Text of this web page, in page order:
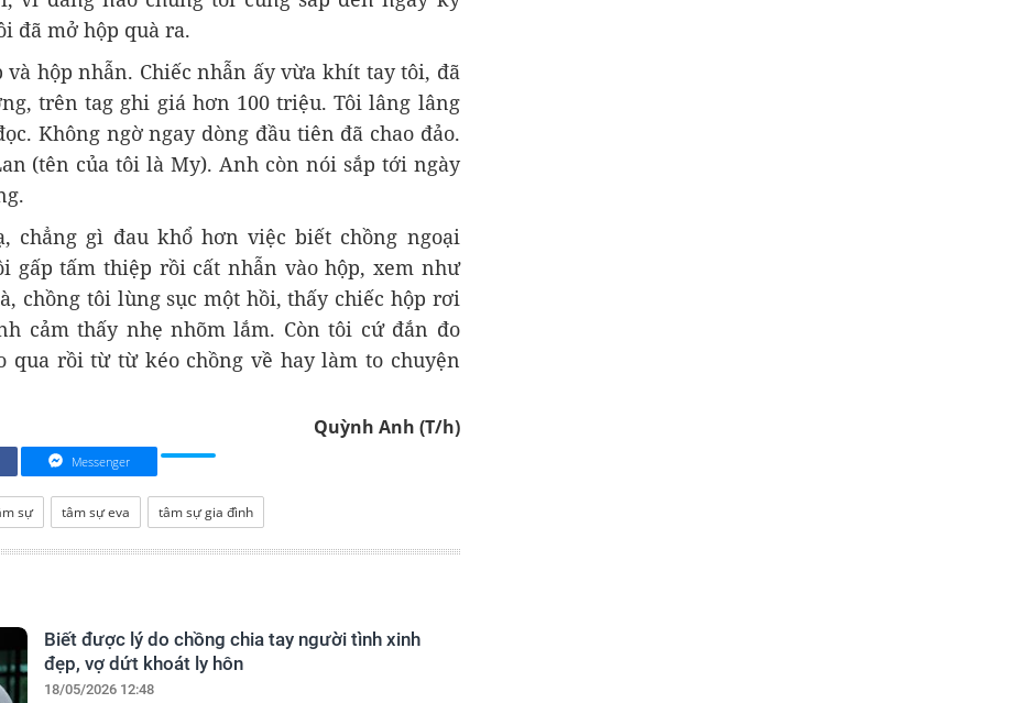
đã mở hộp quà ra.
hộp nhẫn. Chiếc nhẫn ấy vừa khít tay tôi, đã
trên tag ghi giá hơn 100 triệu. Tôi lâng lâng
Không ngờ ngay dòng đầu tiên đã chao đảo.
(tên của tôi là My). Anh còn nói sắp tới ngày
chẳng gì đau khổ hơn việc biết chồng ngoại
gấp tấm thiệp rồi cất nhẫn vào hộp, xem như
chồng tôi lùng sục một hồi, thấy chiếc hộp rơi
cảm thấy nhẹ nhõm lắm. Còn tôi cứ đắn đo
qua rồi từ từ kéo chồng về hay làm to chuyện
Quỳnh Anh (T/h)
Messenger
sự tâm sự eva tâm sự gia đình
Biết được lý do chồng chia tay người tình xinh
đẹp, vợ dứt khoát ly hôn
18/05/2026 12:48